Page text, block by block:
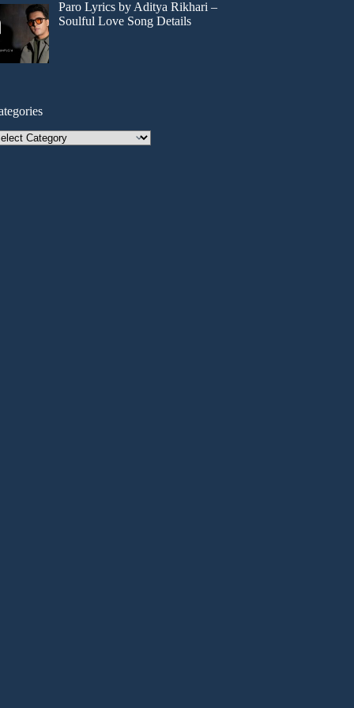
Paro Lyrics by Aditya Rikhari –
Soulful Love Song Details